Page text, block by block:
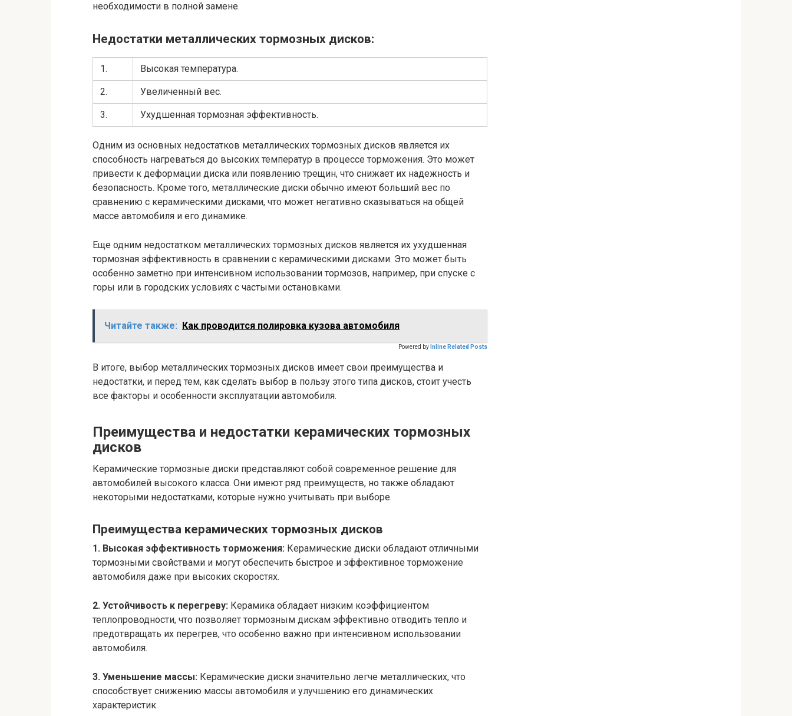
необходимости в полной замене.
Недостатки металлических тормозных дисков:
1. Высокая температура.
2. Увеличенный вес.
3. Ухудшенная тормозная эффективность.
Одним из основных недостатков металлических тормозных дисков является их
способность нагреваться до высоких температур в процессе торможения. Это может
привести к деформации диска или появлению трещин, что снижает их надежность и
безопасность. Кроме того, металлические диски обычно имеют больший вес по
сравнению с керамическими дисками, что может негативно сказываться на общей
массе автомобиля и его динамике.
Еще одним недостатком металлических тормозных дисков является их ухудшенная
тормозная эффективность в сравнении с керамическими дисками. Это может быть
особенно заметно при интенсивном использовании тормозов, например, при спуске с
горы или в городских условиях с частыми остановками.
Читайте также: Как проводится полировка кузова автомобиля
Powered by Inline Related Posts
В итоге, выбор металлических тормозных дисков имеет свои преимущества и
недостатки, и перед тем, как сделать выбор в пользу этого типа дисков, стоит учесть
все факторы и особенности эксплуатации автомобиля.
Преимущества и недостатки керамических тормозных
дисков
Керамические тормозные диски представляют собой современное решение для
автомобилей высокого класса. Они имеют ряд преимуществ, но также обладают
некоторыми недостатками, которые нужно учитывать при выборе.
Преимущества керамических тормозных дисков
1. Высокая эффективность торможения: Керамические диски обладают отличными
тормозными свойствами и могут обеспечить быстрое и эффективное торможение
автомобиля даже при высоких скоростях.
2. Устойчивость к перегреву: Керамика обладает низким коэффициентом
теплопроводности, что позволяет тормозным дискам эффективно отводить тепло и
предотвращать их перегрев, что особенно важно при интенсивном использовании
автомобиля.
3. Уменьшение массы: Керамические диски значительно легче металлических, что
способствует снижению массы автомобиля и улучшению его динамических
характеристик.